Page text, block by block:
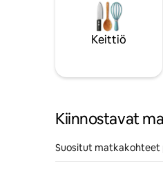
Keittiö
Kiinnostavat
Suositut matkakohteet